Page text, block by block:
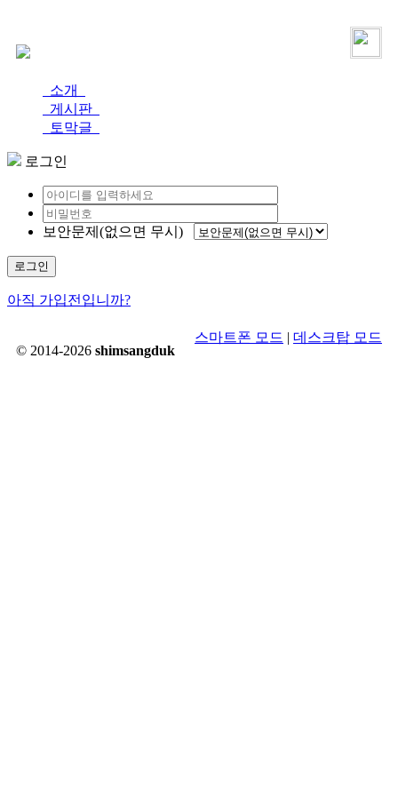
소개
게시판
토막글
로그인
보안문제(없으면 무시)
로그인
아직 가입전입니까?
© 2014-2026 shimsangduk
스마트폰 모드 | 데스크탑 모드